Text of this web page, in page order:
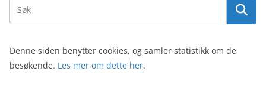
Denne siden benytter cookies, og samler statistikk om de
besøkende. Les mer om dette her.